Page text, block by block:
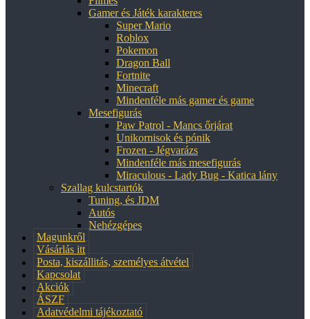
Gamer és Játék karakteres
Super Mario
Roblox
Pokemon
Dragon Ball
Fortnite
Minecraft
Mindenféle más gamer és game
Mesefigurás
Paw Patrol - Mancs őrjárat
Unikornisok és pónik
Frozen - Jégvarázs
Mindenféle más mesefigurás
Miraculous - Lady Bug - Katica lány
Szallag kulcstartók
Tuning, és JDM
Autós
Nehézgépes
Magunkről
Vásárlás itt
Posta, kiszállitás, személyes átvétel
Kapcsolat
Akciók
ÁSZF
Adatvédelmi tájékoztató